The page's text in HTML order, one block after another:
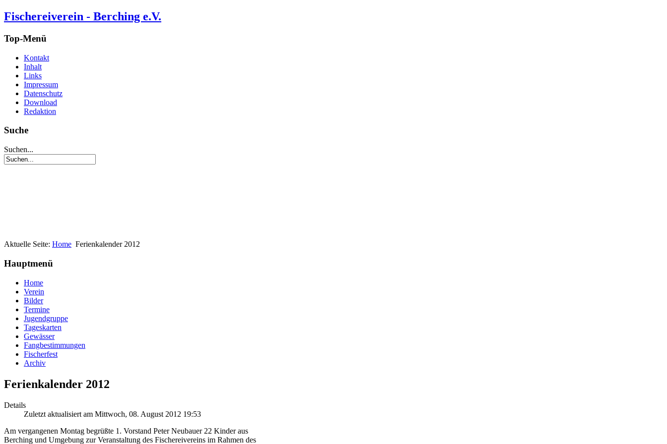
Fischereiverein - Berching e.V.
Top-Menü
Kontakt
Inhalt
Links
Impressum
Datenschutz
Download
Redaktion
Suche
Suchen...
Aktuelle Seite: Home Ferienkalender 2012
Hauptmenü
Home
Verein
Bilder
Termine
Jugendgruppe
Tageskarten
Gewässer
Fangbestimmungen
Fischerfest
Archiv
Ferienkalender 2012
Details
Zuletzt aktualisiert am Mittwoch, 08. August 2012 19:53
Am vergangenen Montag begrüßte 1. Vorstand Peter Neubauer 22 Kinder aus
Berching und Umgebung zur Veranstaltung des Fischereivereins im Rahmen des